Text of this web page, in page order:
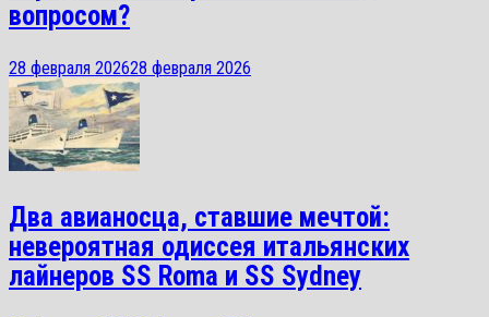
вопросом?
28 февраля 202628 февраля 2026
Два авианосца, ставшие мечтой:
невероятная одиссея итальянских
лайнеров SS Roma и SS Sydney